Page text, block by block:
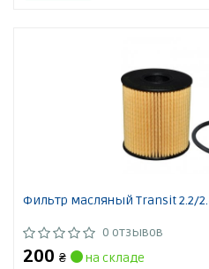
Фильтр масляный Transit 2.2/
0 отзывов
200 ₴
на складе